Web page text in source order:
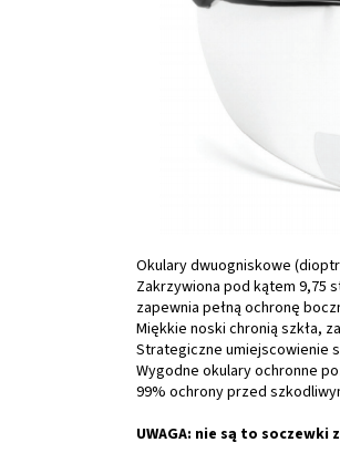
Okulary dwuogniskowe
Zakrzywiona pod kątem 9,75
zapewnia pełną ochronę
Miękkie noski chronią szkła,
Strategiczne umiejscowienie
Wygodne okulary ochronne
99% ochrony przed
UWAGA: nie są to